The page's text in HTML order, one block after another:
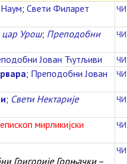
; Свети Филарет
цар Урош; Преподобни
Јован Ћутљиви
; Преподобни Јован
; Свети Нектарије
мирликијски
Григорије Горњачки–